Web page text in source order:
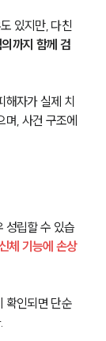
있지만, 다친
까지 함께 검
해자가 실제 치
, 사건 구조에
성립할 수 있습
체 기능에 손상
확인되면 단순